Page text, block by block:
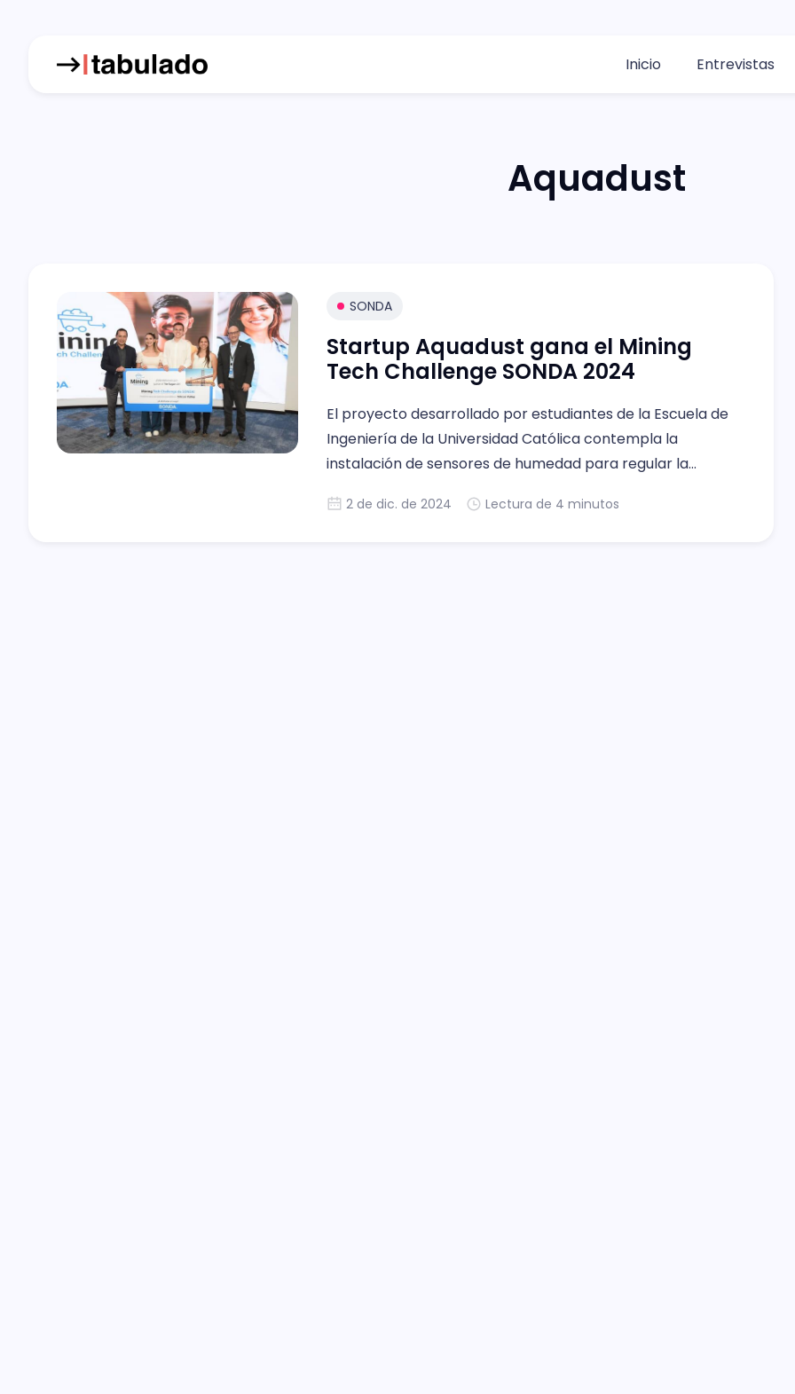
Inicio Entrevistas
Aquadust
SONDA
Startup Aquadust gana el Mining
Tech Challenge SONDA 2024
El proyecto desarrollado por estudiantes de la Escuela de
Ingeniería de la Universidad Católica contempla la
instalación de sensores de humedad para regular la
lixiviación.
2 de dic. de 2024 Lectura de 4 minutos